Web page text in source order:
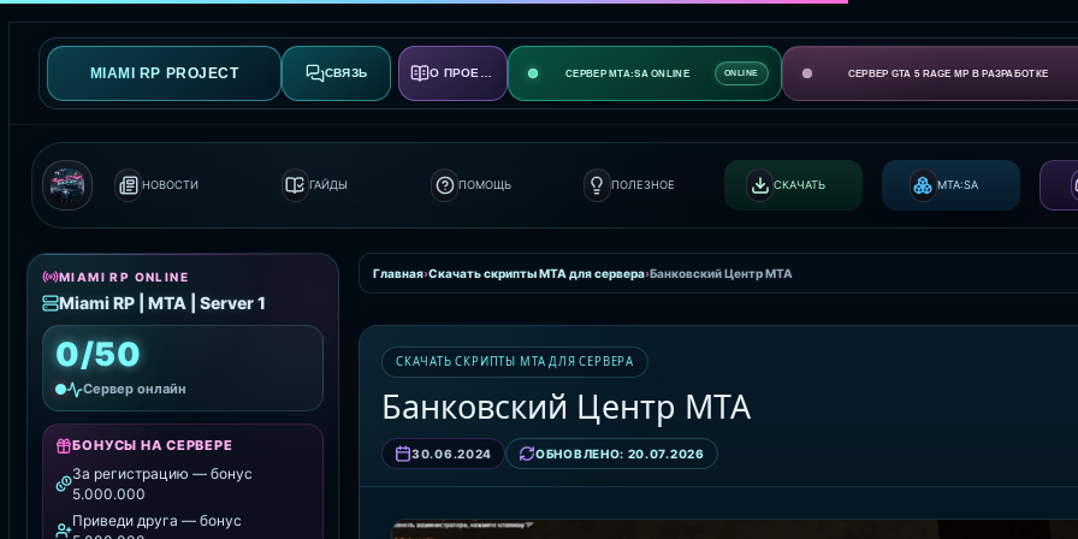
MIAMI RP PROJECT СВЯЗЬ СЕРВЕР MTA:SA ONLINE ONLINE СЕРВЕР GTA 5 RAGE MP В РАЗРАБОТКЕ
НОВОСТИ ГАЙДЫ ПОМОЩЬ ПОЛЕЗНОЕ СКАЧАТЬ MTA:SA
MIAMI RP ONLINE
Miami RP | MTA | Server 1
0/50
Сервер онлайн
БОНУСЫ НА СЕРВЕРЕ
За регистрацию — бонус
5.000.000
Приведи друга — бонус
Главная›Скачать скрипты MTA для сервера›Банковский Центр MTA
СКАЧАТЬ СКРИПТЫ MTA ДЛЯ СЕРВЕРА
Банковский Центр MTA
30.06.2024 ОБНОВЛЕНО: 20.07.2026